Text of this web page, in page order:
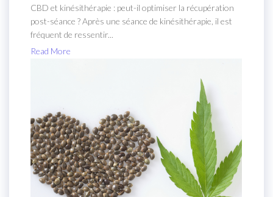
CBD et kinésithérapie : peut-il optimiser la récupération
post-séance ? Après une séance de kinésithérapie, il est
fréquent de ressentir...
Read More